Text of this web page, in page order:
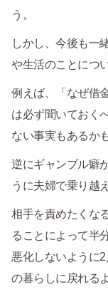
う。
しかし、今後も一
や生活のことにつ
例えば、「なぜ借
は必ず聞いておく
ない事実もあるか
逆にギャンブル癖
うに夫婦で乗り越
相手を責めたくな
ることによって半
悪化しないように
の暮らしに戻れる